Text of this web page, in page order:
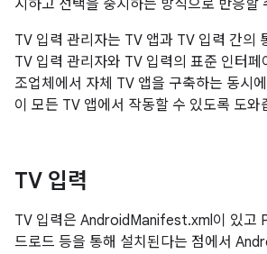
시하고 선택을 중지하는 방식으로 반응할
TV 입력 관리자는 TV 앱과 TV 입력 간의
TV 입력 관리자와 TV 입력의 표준 인터페
조업체에서 자체 TV 앱을 구축하는 동시
이 모든 TV 앱에서 작동할 수 있도록 도와
TV 입력
TV 입력은 AndroidManifest.xml이 있고
드로드 등을 통해 설치된다는 점에서